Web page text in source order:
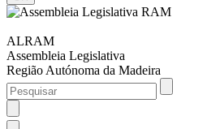
ALRAM
Assembleia Legislativa
Região Autónoma da Madeira